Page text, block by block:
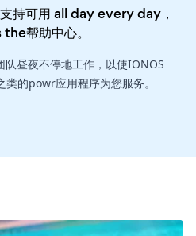
持可用 all day every day，
the帮助中心。
队昼夜不停地工作，以使IONOS
的powr应用程序为您服务。